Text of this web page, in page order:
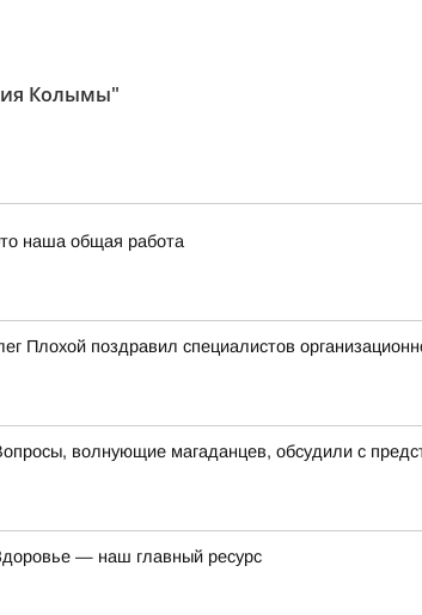
Колымы"
наша общая работа
Плохой поздравил специалистов
волнующие магаданцев, обсудили с
— наш главный ресурс